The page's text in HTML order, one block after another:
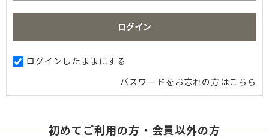
ログインしたままにする
パスワードをお忘れの方はこちら
初めてご利用の方・会員以外の方